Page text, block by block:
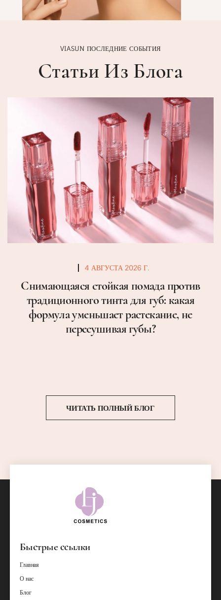
VIASUN ПОСЛЕДНИЕ СОБЫТИЯ
Статьи Из Блога
4 АВГУСТА 2026 Г.
Снимающаяся стойкая помада против
традиционного тинта для губ: какая
формула уменьшает растекание, не
пересушивая губы?
ЧИТАТЬ ПОЛНЫЙ БЛОГ
Быстрые ссылки
Главная
О нас
Блог